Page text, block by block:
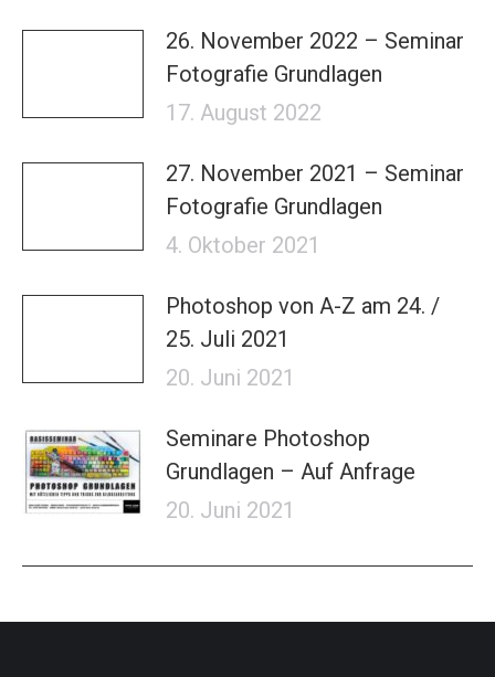
26. November 2022 – Seminar
Fotografie Grundlagen
17. August 2022
27. November 2021 – Seminar
Fotografie Grundlagen
4. Oktober 2021
Photoshop von A-Z am 24. /
25. Juli 2021
20. Juni 2021
Seminare Photoshop
Grundlagen – Auf Anfrage
20. Juni 2021